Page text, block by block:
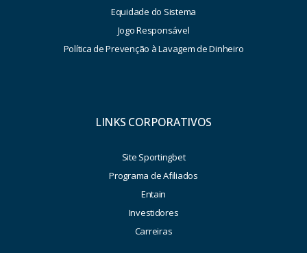
Equidade do Sistema
Jogo Responsável
Política de Prevenção à Lavagem de Dinheiro
LINKS CORPORATIVOS
Site Sportingbet
Programa de Afiliados
Entain
Investidores
Carreiras